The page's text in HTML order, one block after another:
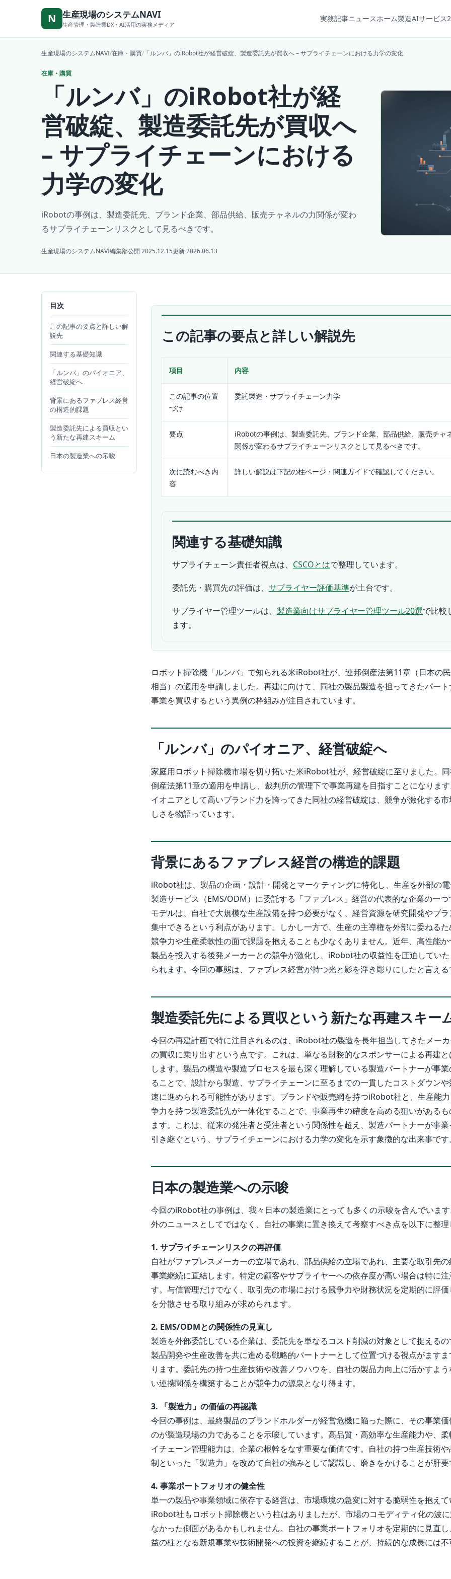
N 生産現場のシステムNAVI
生産管理・製造業DX・AI活用の実務メディア
実務記事ニュースホーム製造AIサービス
生産現場のシステムNAVI/在庫・購買/ 「ルンバ」のiRobot社が経営破綻、製造委託先が買収へ – サプライチェーンにおける力学の変化
在庫・購買
「ルンバ」のiRobot社が経
営破綻、製造委託先が買収へ
– サプライチェーンにおける
力学の変化
iRobotの事例は、製造委託先、ブランド企業、部品供給、販売チャネルの力関係が変わ
るサプライチェーンリスクとして見るべきです。
生産現場のシステムNAVI編集部公開 2025.12.15更新 2026.06.13
目次
この記事の要点と詳しい解
説先
関連する基礎知識
「ルンバ」のパイオニア、
経営破綻へ
背景にあるファブレス経営
の構造的課題
製造委託先による買収とい
う新たな再建スキーム
日本の製造業への示唆
この記事の要点と詳しい解説先
項目 内容
この記事の位置
づけ
委託製造・サプライチェーン力学
要点
iRobotの事例は、製造委託先、ブランド企業、部品供給、販売チャ
関係が変わるサプライチェーンリスクとして見るべきです。
次に読むべき内
容
詳しい解説は下記の柱ページ・関連ガイドで確認してください。
関連する基礎知識
サプライチェーン責任者視点は、 CSCOとはで整理しています。
委託先・購買先の評価は、 サプライヤー評価基準が土台です。
サプライヤー管理ツールは、 製造業向けサプライヤー管理ツール20選で比較
ます。
ロボット掃除機「ルンバ」で知られる米iRobot社が、連邦倒産法第11章（日本の
相当）の適用を申請しました。再建に向けて、同社の製品製造を担ってきたパー
事業を買収するという異例の枠組みが注目されています。
「ルンバ」のパイオニア、経営破綻へ
家庭用ロボット掃除機市場を切り拓いた米iRobot社が、経営破綻に至りました。
倒産法第11章の適用を申請し、裁判所の管理下で事業再建を目指すことになりま
イオニアとして高いブランド力を誇ってきた同社の経営破綻は、競争が激化する
しさを物語っています。
背景にあるファブレス経営の構造的課題
iRobot社は、製品の企画・設計・開発とマーケティングに特化し、生産を外部の
製造サービス（EMS/ODM）に委託する「ファブレス」経営の代表的な企業の一
モデルは、自社で大規模な生産設備を持つ必要がなく、経営資源を研究開発やブ
集中できるという利点があります。しかし一方で、生産の主導権を外部に委ねるた
競争力や生産柔軟性の面で課題を抱えることも少なくありません。近年、高性能
製品を投入する後発メーカーとの競争が激化し、iRobot社の収益性を圧迫していた
られます。今回の事態は、ファブレス経営が持つ光と影を浮き彫りにしたと言える
製造委託先による買収という新たな再建スキー
今回の再建計画で特に注目されるのは、iRobot社の製造を長年担当してきたメー
の買収に乗り出すという点です。これは、単なる財務的なスポンサーによる再建
します。製品の構造や製造プロセスを最も深く理解している製造パートナーが事
ることで、設計から製造、サプライチェーンに至るまでの一貫したコストダウン
速に進められる可能性があります。ブランドや販売網を持つiRobot社と、生産能
争力を持つ製造委託先が一体化することで、事業再生の確度を高める狙いがある
ます。これは、従来の発注者と受注者という関係性を超え、製造パートナーが事
引き継ぐという、サプライチェーンにおける力学の変化を示す象徴的な出来事です。
日本の製造業への示唆
今回のiRobot社の事例は、我々日本の製造業にとっても多くの示唆を含んでいま
外のニュースとしてではなく、自社の事業に置き換えて考察すべき点を以下に整理
1. サプライチェーンリスクの再評価
自社がファブレスメーカーの立場であれ、部品供給の立場であれ、主要な取引先
事業継続に直結します。特定の顧客やサプライヤーへの依存度が高い場合は特に
す。与信管理だけでなく、取引先の市場における競争力や財務状況を定期的に評価
を分散させる取り組みが求められます。
2. EMS/ODMとの関係性の見直し
製造を外部委託している企業は、委託先を単なるコスト削減の対象として捉えるの
製品開発や生産改善を共に進める戦略的パートナーとして位置づける視点がます
ります。委託先の持つ生産技術や改善ノウハウを、自社の製品力向上に活かすよ
い連携関係を構築することが競争力の源泉となり得ます。
3. 「製造力」の価値の再認識
今回の事例は、最終製品のブランドホルダーが経営危機に陥った際に、その事業価
のが製造現場の力であることを示唆しています。高品質・高効率な生産能力や、柔
イチェーン管理能力は、企業の根幹をなす重要な価値です。自社の持つ生産技術
制といった「製造力」を改めて自社の強みとして認識し、磨きをかけることが肝要
4. 事業ポートフォリオの健全性
単一の製品や事業領域に依存する経営は、市場環境の急変に対する脆弱性を抱えて
iRobot社もロボット掃除機という柱はありましたが、市場のコモディティ化の波
なかった側面があるかもしれません。自社の事業ポートフォリオを定期的に見直
益の柱となる新規事業や技術開発への投資を継続することが、持続的な成長には不